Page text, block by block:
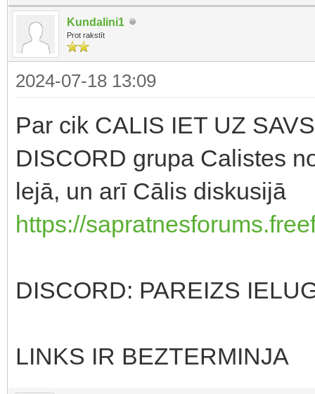
Kundalini1
Prot rakstīt
2024-07-18 13:09
Par cik CALIS IET UZ
DISCORD grupa Calistes
lejā, un arī Cālis diskusijā
https://
DISCORD: PAREIZS
LINKS IR BEZTERMINJA